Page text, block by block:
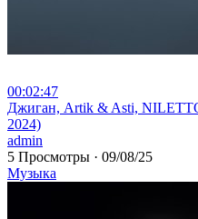
00:02:47
⁣Джиган, Artik & Asti,
2024)
admin
5 Просмотры · 09/08/25
Музыка